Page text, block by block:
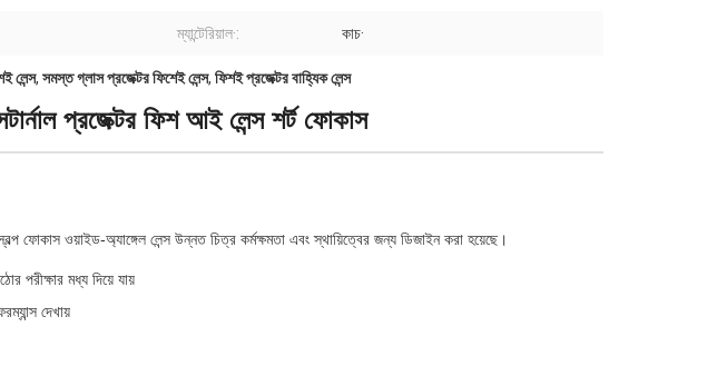
ম্যান্টেরিয়াল·: কাচ·
লেন্স, সমস্ত গ্লাস প্রজেক্টর ফিশেই লেন্স, ফিশই প্রজেক্টর বাহ্যিক লেন্স
প্রজেক্টর ফিশ আই লেন্স শর্ট ফোকাস
ফোকাস ওয়াইড-অ্যাঙ্গেল লেন্স উন্নত চিত্র কর্মক্ষমতা এবং স্থায়িত্বের জন্য ডিজাইন করা হয়েছে।
পরীক্ষার মধ্য দিয়ে যায়
দেখায়